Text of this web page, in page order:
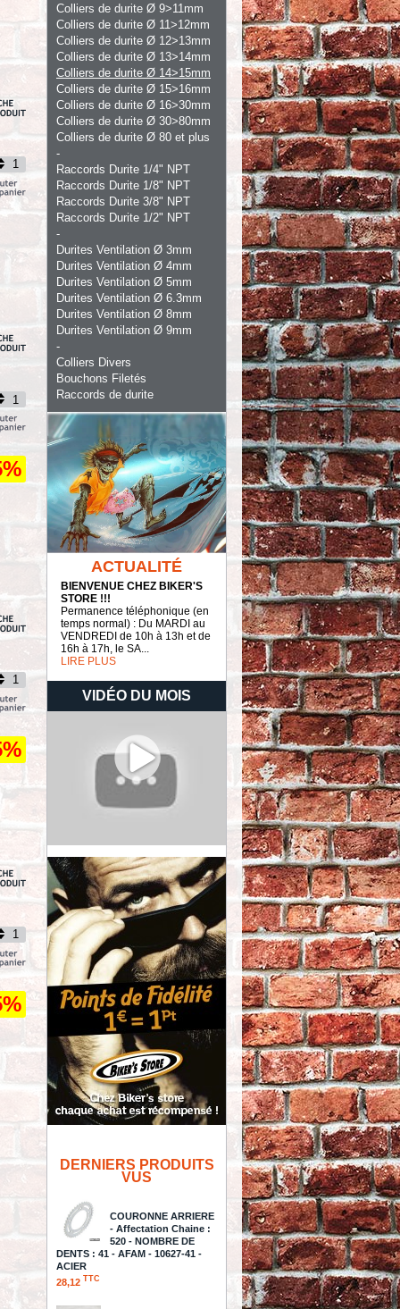
Colliers de durite Ø 9>11mm
Colliers de durite Ø 11>12mm
Colliers de durite Ø 12>13mm
Colliers de durite Ø 13>14mm
Colliers de durite Ø 14>15mm
Colliers de durite Ø 15>16mm
Colliers de durite Ø 16>30mm
Colliers de durite Ø 30>80mm
Colliers de durite Ø 80 et plus
-
Raccords Durite 1/4" NPT
Raccords Durite 1/8" NPT
Raccords Durite 3/8" NPT
Raccords Durite 1/2" NPT
-
Durites Ventilation Ø 3mm
Durites Ventilation Ø 4mm
Durites Ventilation Ø 5mm
Durites Ventilation Ø 6.3mm
Durites Ventilation Ø 8mm
Durites Ventilation Ø 9mm
-
Colliers Divers
Bouchons Filetés
Raccords de durite
ACTUALITÉ
BIENVENUE CHEZ BIKER'S
STORE !!!
Permanence téléphonique (en
temps normal) : Du MARDI au
VENDREDI de 10h à 13h et de
16h à 17h, le SA...
LIRE PLUS
VIDÉO DU MOIS
DERNIERS PRODUITS
VUS
COURONNE ARRIERE
- Affectation Chaine :
520 - NOMBRE DE
DENTS : 41 - AFAM - 10627-41 -
ACIER
28,12 TTC